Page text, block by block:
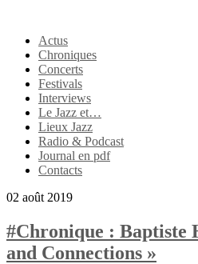
Actus
Chroniques
Concerts
Festivals
Interviews
Le Jazz et…
Lieux Jazz
Radio & Podcast
Journal en pdf
Contacts
02 août 2019
#Chronique : Baptiste
and Connections »